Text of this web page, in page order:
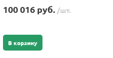
100 016 руб. /шт.
В корзину